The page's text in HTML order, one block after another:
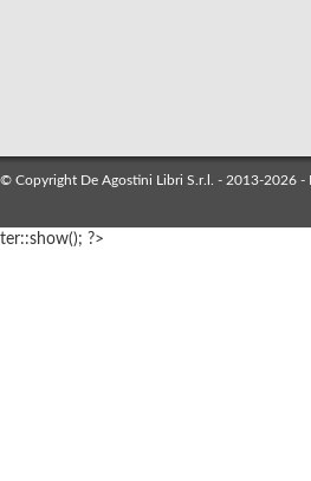
© Copyright De Agostini Libri S.r.l. - 2013-2026 -
ter::show(); ?>